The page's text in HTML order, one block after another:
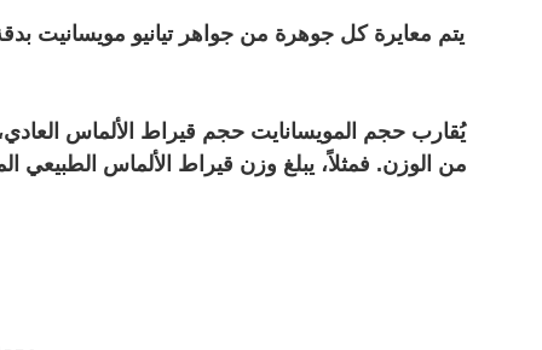
يتم معايرة كل جوهرة من جواهر تيانيو مويسانيت